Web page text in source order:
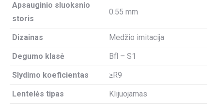
Apsauginio sluoksnio
storis
0.55 mm
Dizainas Medžio imitacija
Degumo klasė Bfl – S1
Slydimo koeficientas ≥R9
Lentelės tipas Klijuojamas